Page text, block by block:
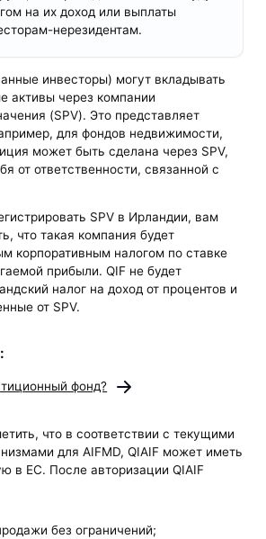
на их доход или выплаты
нерезидентам.
инвесторы) могут вкладывать
активы через компании
(SPV). Это представляет
для фондов недвижимости,
может быть сделана через SPV,
от ответственности, связанной с
SPV в Ирландии, вам
что такая компания будет
корпоративным налогом по ставке
прибыли. QIF не будет
налог на доход от процентов и
от SPV.
фонд?
что в соответствии с текущими
для AIFMD, QIAIF может иметь
в ЕС. После авторизации QIAIF
без ограничений;